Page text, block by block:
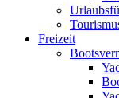
Freizeit